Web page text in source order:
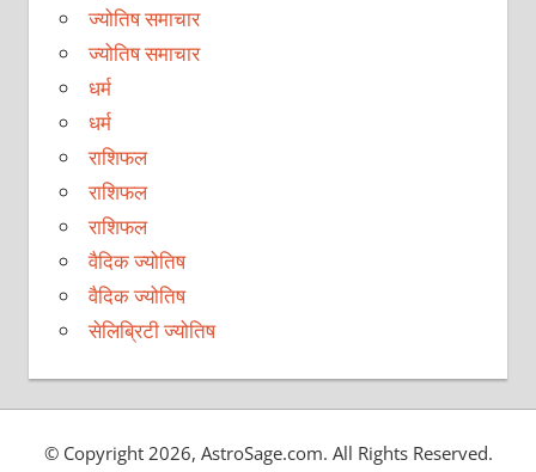
ज्योतिष समाचार
ज्योतिष समाचार
धर्म
धर्म
राशिफल
राशिफल
राशिफल
वैदिक ज्योतिष
वैदिक ज्योतिष
सेलिब्रिटी ज्योतिष
© Copyright 2026, AstroSage.com. All Rights Reserved.